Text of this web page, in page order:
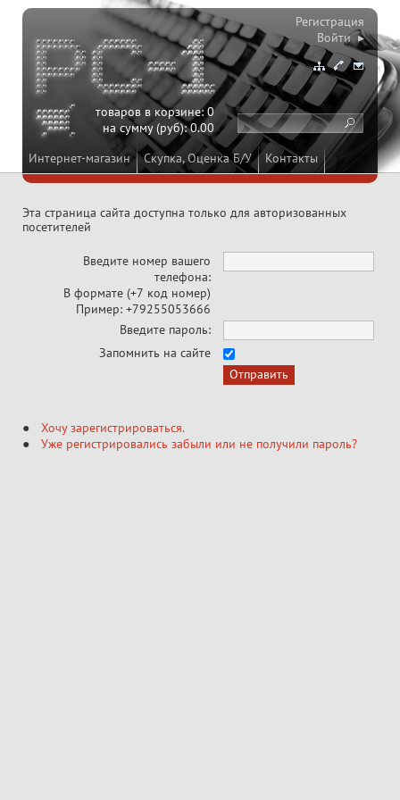
Интернет-магазин Скупка, Оценка Б/У Контакты
товаров в корзине:0
на сумму (руб):0.00
Регистрация
Войти ▸
Эта страница сайта доступна только для авторизованных
посетителей
Введите номер вашего
телефона:
В формате (+7 код номер)
Пример: +79255053666
Введите пароль:
Запомнить на сайте
Хочу зарегистрироваться.
Уже регистрировались забыли или не получили пароль?